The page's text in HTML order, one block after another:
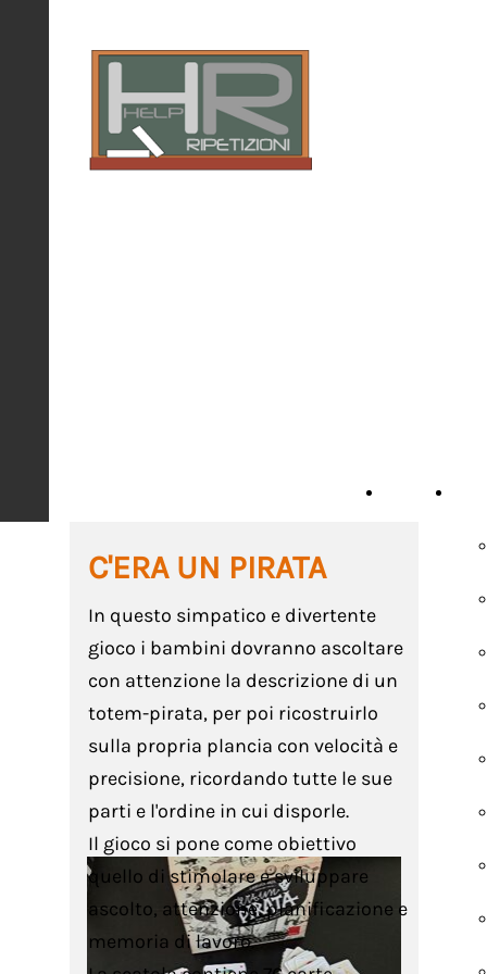
C'ERA UN PIRATA
In questo simpatico e divertente
gioco i bambini dovranno ascoltare
con attenzione la descrizione di un
totem-pirata, per poi ricostruirlo
sulla propria plancia con velocità e
precisione, ricordando tutte le sue
parti e l'ordine in cui disporle.
Il gioco si pone come obiettivo
quello di stimolare e sviluppare
ascolto, attenzione, pianificazione e
memoria di lavoro.